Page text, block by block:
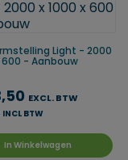
Light - 2000
600 - Aanbouw
EXCL. BTW
BTW
In Winkelwagen